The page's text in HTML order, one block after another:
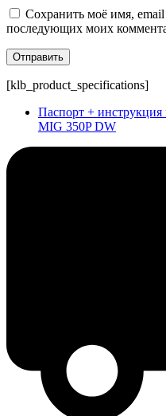
Сохранить моё имя, email
последующих моих
[klb_product_specifications]
Паспорт +
MIG 350P DW